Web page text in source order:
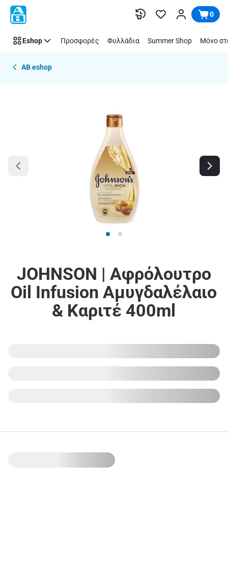
Παράλειψη 0
Eshop Προσφορές Φυλλάδια Summer Shop Μόνο
AB eshop
JOHNSON | Αφρόλουτρο
Oil Infusion Αμυγδαλέλαιο
& Καριτέ 400ml